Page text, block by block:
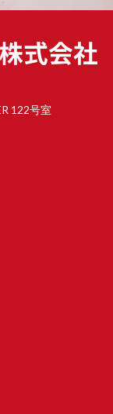
122号室